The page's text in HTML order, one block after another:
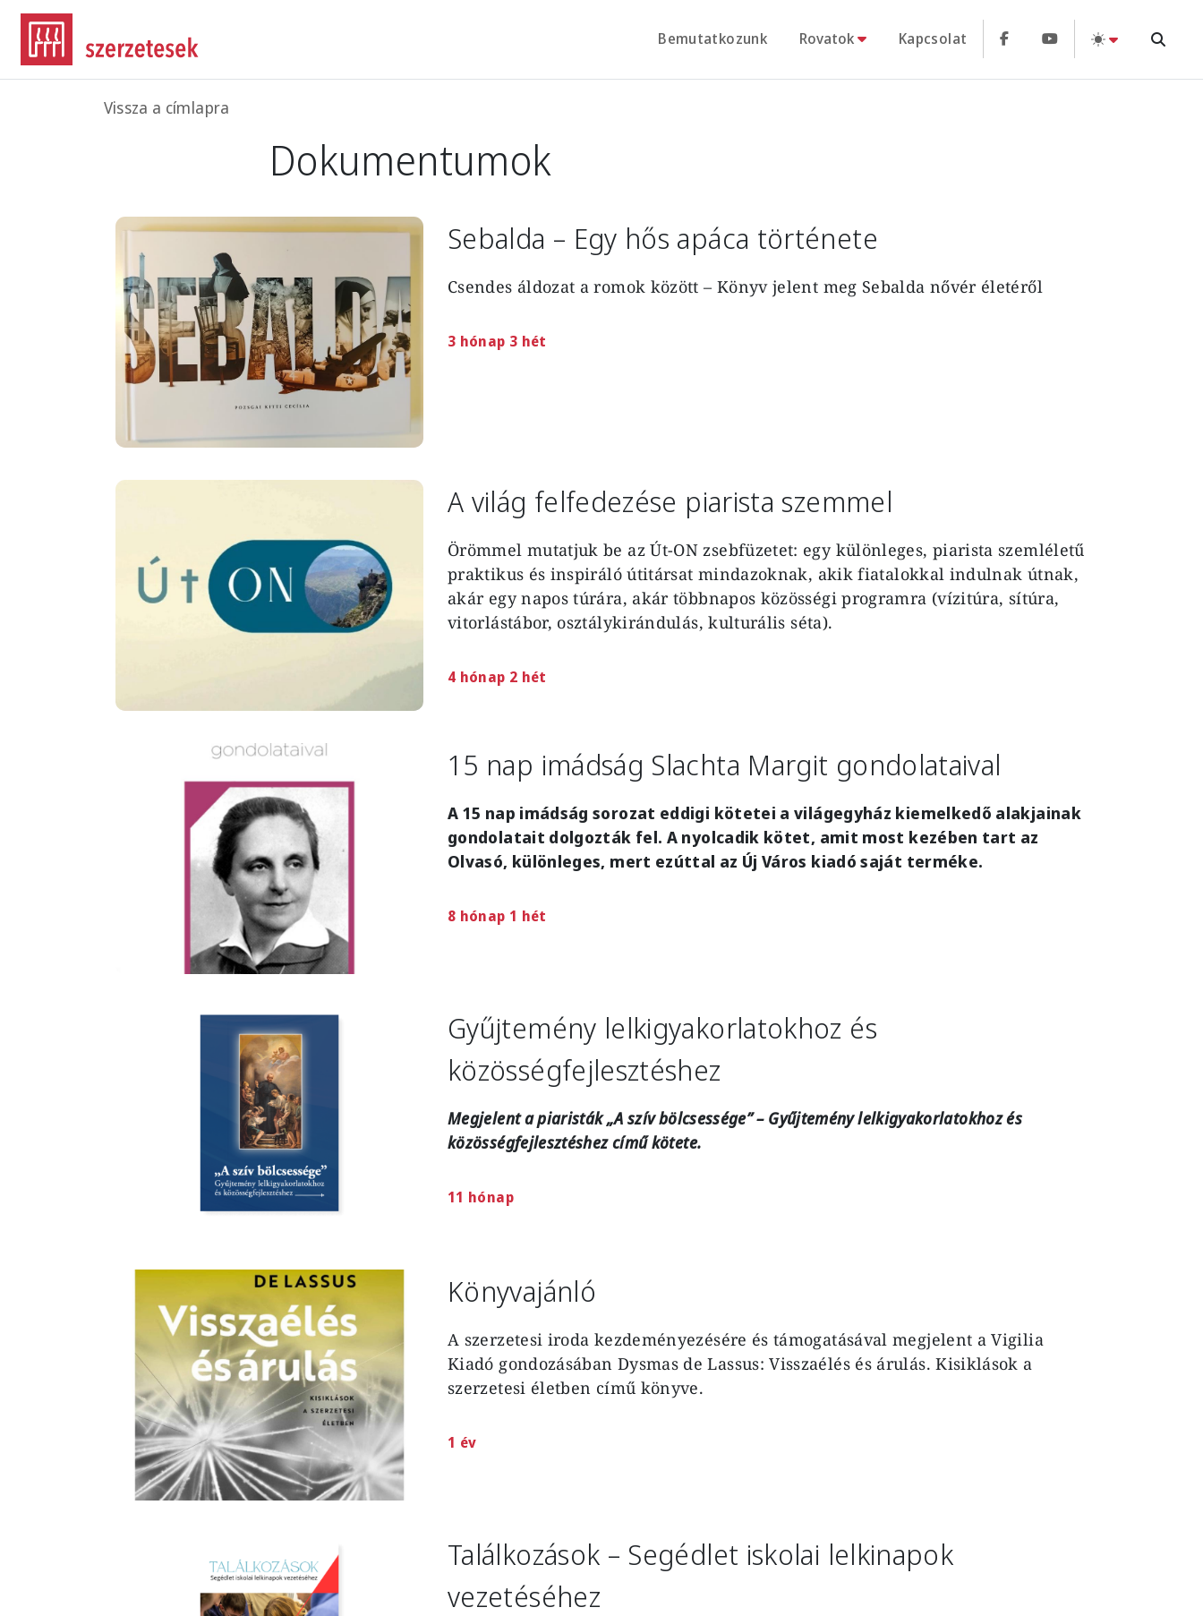
Ugrás a tartalomra
Bemutatkozunk Rovatok Kapcsolat
Morzsa
Vissza a címlapra
Dokumentumok
Image Sebalda – Egy hős apáca története
Csendes áldozat a romok között – Könyv jelent meg Sebalda nővér életéről
3 hónap 3 hét
Image A világ felfedezése piarista szemmel
Örömmel mutatjuk be az Út-ON zsebfüzetet: egy különleges, piarista szemléletű
praktikus és inspiráló útitársat mindazoknak, akik fiatalokkal indulnak útnak,
akár egy napos túrára, akár többnapos közösségi programra (vízitúra, sítúra,
vitorlástábor, osztálykirándulás, kulturális séta).
4 hónap 2 hét
15 nap imádság Slachta Margit gondolataival
A 15 nap imádság sorozat eddigi kötetei a világegyház kiemelkedő alakjainak
gondolatait dolgozták fel. A nyolcadik kötet, amit most kezében tart az
Olvasó, különleges, mert ezúttal az Új Város kiadó saját terméke.
8 hónap 1 hét
Gyűjtemény lelkigyakorlatokhoz és
közösségfejlesztéshez
Megjelent a piaristák „A szív bölcsessége” – Gyűjtemény lelkigyakorlatokhoz és
közösségfejlesztéshez című kötete.
11 hónap
Image Könyvajánló
A szerzetesi iroda kezdeményezésére és támogatásával megjelent a Vigilia
Kiadó gondozásában Dysmas de Lassus: Visszaélés és árulás. Kisiklások a
szerzetesi életben című könyve.
1 év
Találkozások – Segédlet iskolai lelkinapok
vezetéséhez